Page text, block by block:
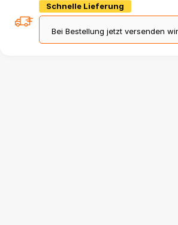
Schnelle Lieferung
Bei Bestellung jetzt versenden